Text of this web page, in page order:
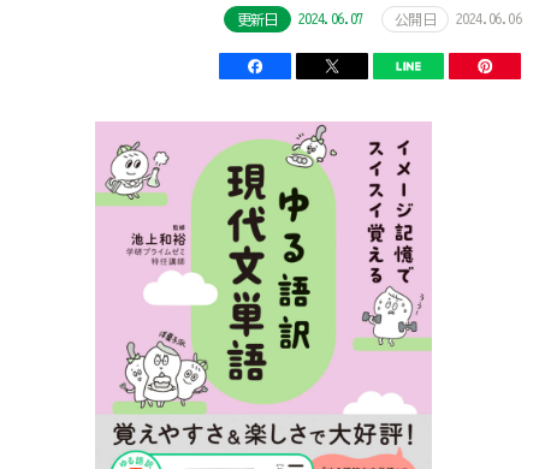
更新日 2024.06.07 公開日 2024.06.06